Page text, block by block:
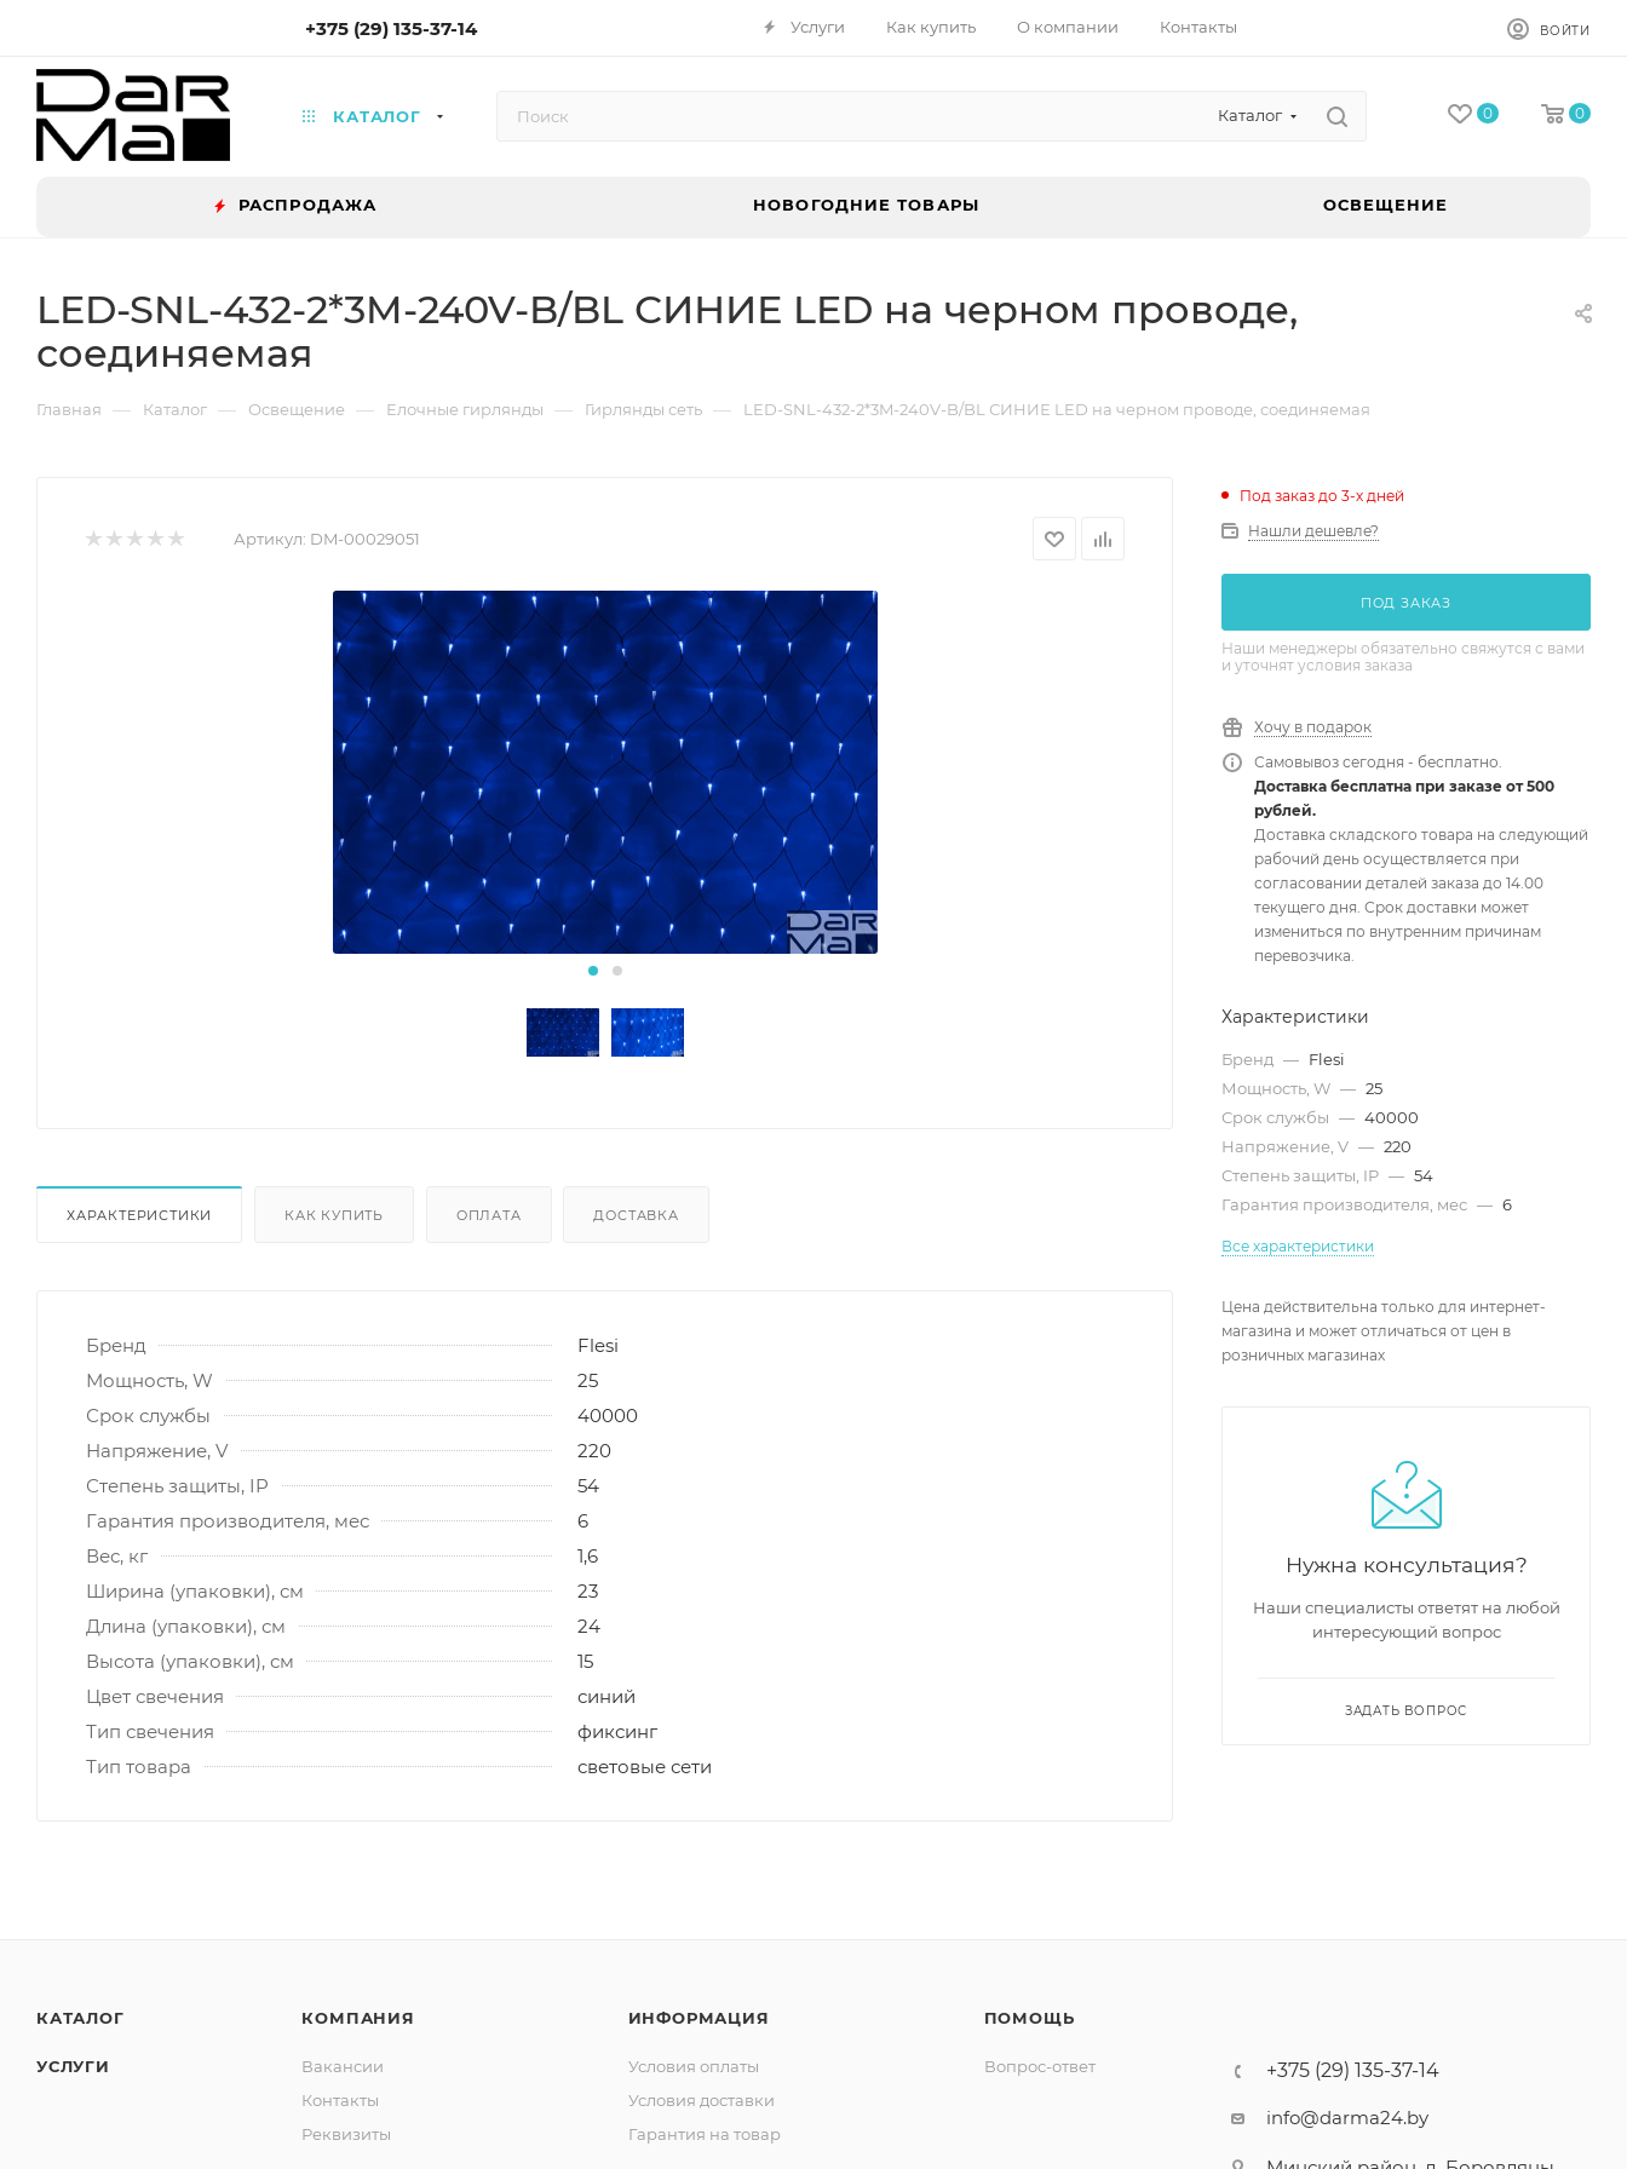
+375 (29) 135-37-14 Услуги Как купить О компании Контакты ВОЙТИ
КАТАЛОГ Каталог 0 0
РАСПРОДАЖА НОВОГОДНИЕ ТОВАРЫ ОСВЕЩЕНИЕ
LED-SNL-432-2*3M-240V-B/BL СИНИЕ LED на чернoм проводе,
соединяемая
Главная — Каталог — Освещение — Елочные гирлянды — Гирлянды сеть — LED-SNL-432-2*3M-240V-B/BL СИНИЕ LED на чернoм проводе, соединяемая
Артикул: DM-00029051
ХАРАКТЕРИСТИКИ КАК КУПИТЬ ОПЛАТА ДОСТАВКА
Бренд
Flesi
Мощность, W
25
Срок службы
40000
Напряжение, V
220
Степень защиты, IP
54
Гарантия производителя, мес
6
Вес, кг
1,6
Ширина (упаковки), см
23
Длина (упаковки), см
24
Высота (упаковки), см
15
Цвет свечения
синий
Тип свечения
фиксинг
Тип товара
световые сети
Под заказ до 3-х дней
Нашли дешевле?
ПОД ЗАКАЗ
Наши менеджеры обязательно свяжутся с вами
и уточнят условия заказа
Хочу в подарок
Самовывоз сегодня - бесплатно.
Доставка бесплатна при заказе от 500
рублей.
Доставка складского товара на следующий
рабочий день осуществляется при
согласовании деталей заказа до 14.00
текущего дня. Срок доставки может
измениться по внутренним причинам
перевозчика.
Характеристики
Бренд — Flesi
Мощность, W — 25
Срок службы — 40000
Напряжение, V — 220
Степень защиты, IP — 54
Гарантия производителя, мес — 6
Все характеристики
Цена действительна только для интернет-
магазина и может отличаться от цен в
розничных магазинах
Нужна консультация?
Наши специалисты ответят на любой
интересующий вопрос
ЗАДАТЬ ВОПРОС
КАТАЛОГ
УСЛУГИ
КОМПАНИЯ
Вакансии
Контакты
Реквизиты
ИНФОРМАЦИЯ
Условия оплаты
Условия доставки
Гарантия на товар
ПОМОЩЬ
Вопрос-ответ +375 (29) 135-37-14
info@darma24.by